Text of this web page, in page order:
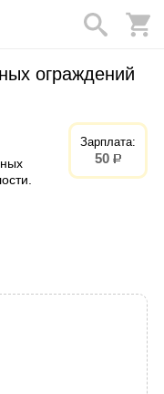
ограждений
Зарплата:
50 р.